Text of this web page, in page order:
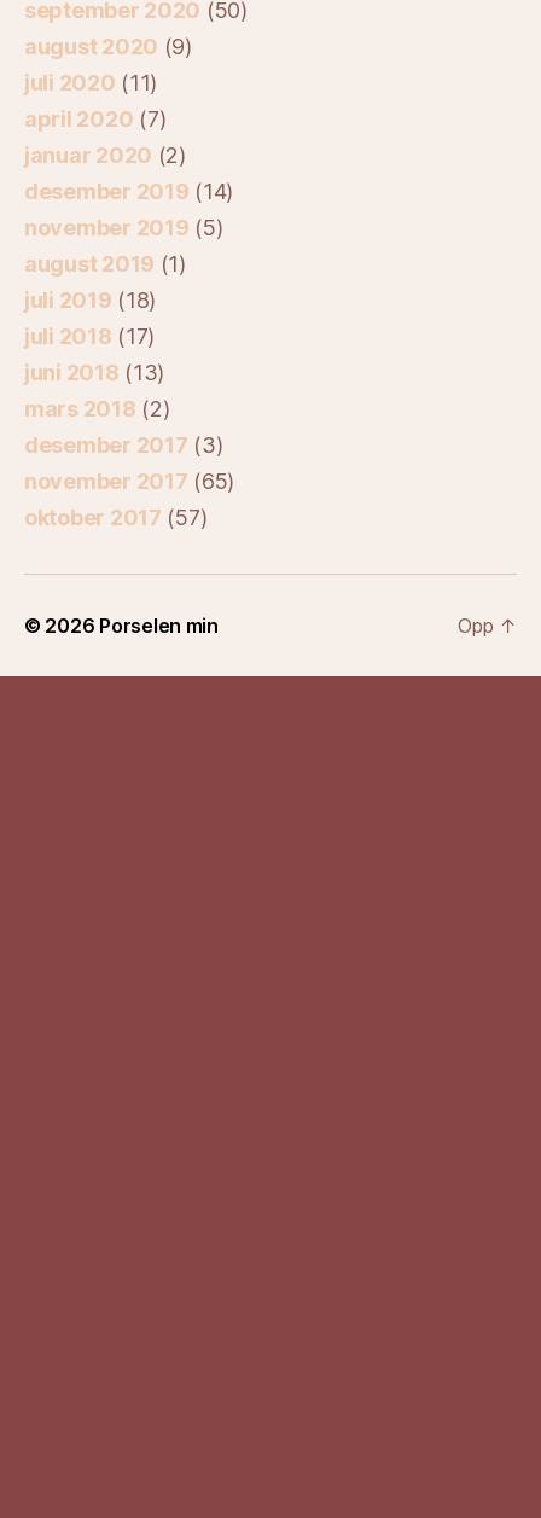
september 2020 (50)
august 2020 (9)
juli 2020 (11)
april 2020 (7)
januar 2020 (2)
desember 2019 (14)
november 2019 (5)
august 2019 (1)
juli 2019 (18)
juli 2018 (17)
juni 2018 (13)
mars 2018 (2)
desember 2017 (3)
november 2017 (65)
oktober 2017 (57)
© 2026 Porselen min Opp ↑